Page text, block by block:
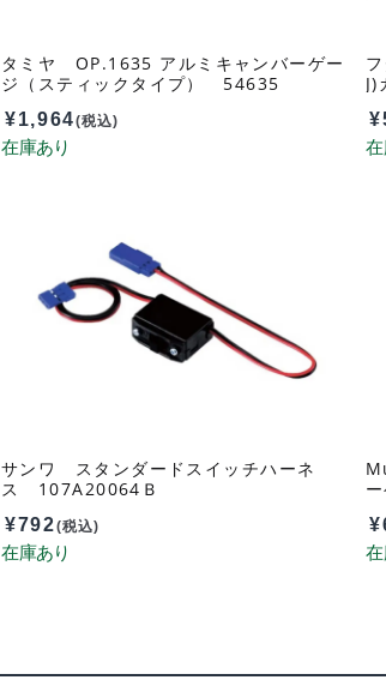
タミヤ OP.1635 アルミキャンバーゲー
ジ（スティックタイプ） 54635
¥1,964(税込) ¥
サンワ スタンダードスイッチハーネ
ス 107A20064Ｂ
¥792(税込) ¥